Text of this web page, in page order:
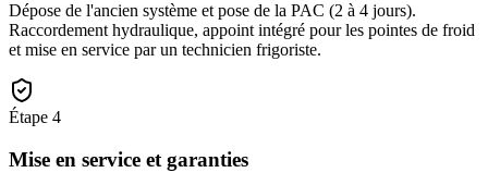
Dépose de l'ancien système et pose de la PAC (2 à 4 jours).
Raccordement hydraulique, appoint intégré pour les pointes de froid
et mise en service par un technicien frigoriste.
Étape 4
Mise en service et garanties